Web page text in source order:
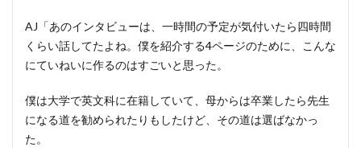
やり
方を
考え
AJ
6
機会
AJ「あのインタビューは、一時間の予定が気付いたら四時間
くらい話してたよね。僕を紹介する4ページのために、こんな
にていねいに作るのはすごいと思った。
僕は大学で英文科に在籍していて、母からは卒業したら先生
になる道を勧められたりもしたけど、その道は選ばなかっ
た。